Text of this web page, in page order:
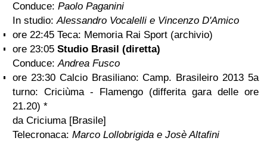
Conduce: Paolo Paganini
In studio:Alessandro Vocalelli e Vincenzo D'Amico
ore 22:45 Teca: Memoria Rai Sport (archivio)
ore 23:05 Studio Brasil (diretta)
Conduce:Andrea Fusco
ore 23:30 Calcio Brasiliano: Camp. Brasileiro 2013 5a
turno: Criciùma - Flamengo (differita gara delle ore
21.20) *
da Criciuma [Brasile]
Telecronaca: Marco Lollobrigida e Josè Altafini